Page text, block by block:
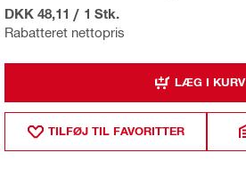
Rabatteret nettopris
DKK 48,11 / 1 Stk.
LÆG I KURV
TILFØJ TIL FAVORITTER